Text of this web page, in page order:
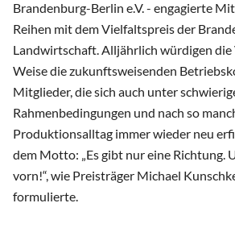
Brandenburg-Berlin e.V. - engagierte
Reihen mit dem Vielfaltspreis der
Landwirtschaft. Alljährlich würdigen die
Weise die zukunftsweisenden
Mitglieder, die sich auch unter
Rahmenbedingungen und nach so
Produktionsalltag immer wieder neu
dem Motto: „Es gibt nur eine Richtung.
vorn!“, wie Preisträger Michael
formulierte.